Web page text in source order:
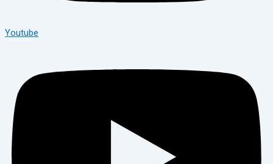
Youtube